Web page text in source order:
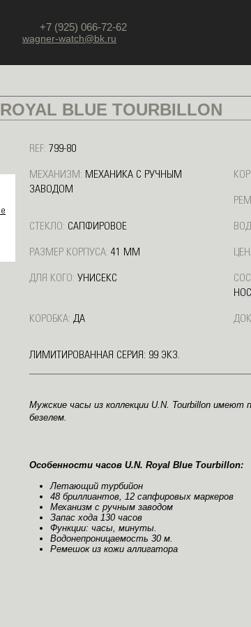
+7 (925) 066-72-62
wagner-watch@bk.ru
ROYAL BLUE TOURBILLON
REF: 799-80
МЕХАНИЗМ: МЕХАНИКА С РУЧНЫМ
ЗАВОДОМ
СТЕКЛО: САПФИРОВОЕ
РАЗМЕР КОРПУСА: 41 ММ
ДЛЯ КОГО: УНИСЕКС
КОРОБКА: ДА
ЛИМИТИРОВАННАЯ СЕРИЯ: 99 ЭКЗ.
Мужские часы из коллекции U.N. Tourbillon имеют
безелем.
Особенности часов U.N. Royal Blue Tourbillon:
Летающий турбийон
48 бриллиантов, 12 сапфировых маркеров
Механизм с ручным заводом
Запас хода 130 часов
Функции: часы, минуты.
Водонепроницаемость 30 м.
Ремешок из кожи аллигатора